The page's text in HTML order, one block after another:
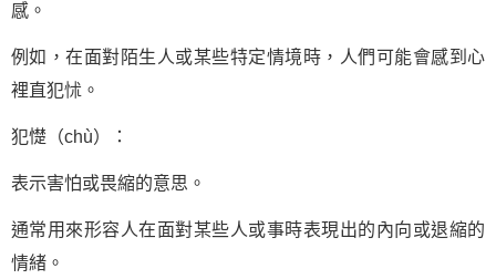
感。
例如，在面對陌生人或某些特定情境時，人們可能會感到心
裡直犯怵。
犯憷（chù）：
表示害怕或畏縮的意思。
通常用來形容人在面對某些人或事時表現出的內向或退縮的
情緒。